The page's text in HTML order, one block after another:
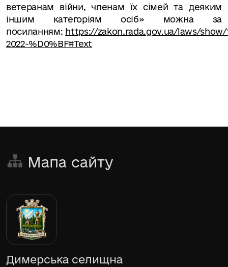
ветеранам війни, членам їх сімей та деяким
іншим категоріям осіб» можна за
посиланням: https://zakon.rada.gov.ua/laws/show/
2022-%D0%BF#Text
Мапа сайту
Димерська селищна